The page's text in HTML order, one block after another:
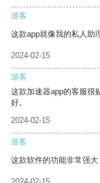
游客
这款app就像我的私人助
2024-02-15
游客
这款加速器app的客服很
好。
2024-02-15
游客
这款软件的功能非常强大